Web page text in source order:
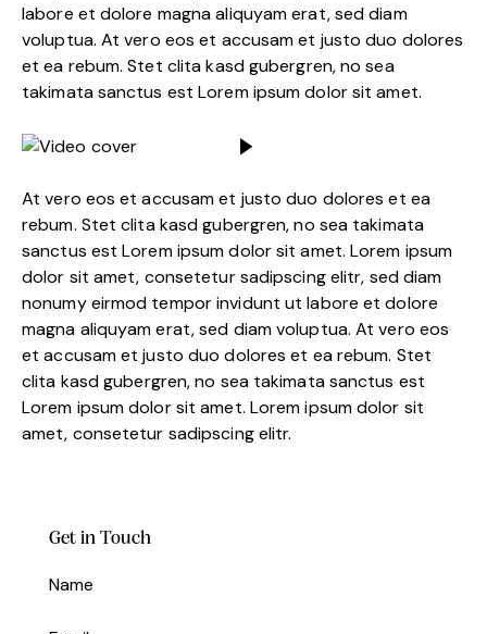
labore et dolore magna aliquyam erat, sed diam
voluptua. At vero eos et accusam et justo duo dolores
et ea rebum. Stet clita kasd gubergren, no sea
takimata sanctus est Lorem ipsum dolor sit amet.
At vero eos et accusam et justo duo dolores et ea
rebum. Stet clita kasd gubergren, no sea takimata
sanctus est Lorem ipsum dolor sit amet. Lorem ipsum
dolor sit amet, consetetur sadipscing elitr, sed diam
nonumy eirmod tempor invidunt ut labore et dolore
magna aliquyam erat, sed diam voluptua. At vero eos
et accusam et justo duo dolores et ea rebum. Stet
clita kasd gubergren, no sea takimata sanctus est
Lorem ipsum dolor sit amet. Lorem ipsum dolor sit
amet, consetetur sadipscing elitr.
Get in Touch